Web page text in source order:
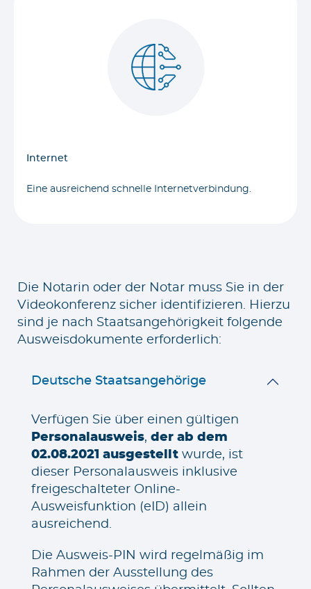
Internet
Eine ausreichend schnelle Internetverbindung.
Die Notarin oder der Notar muss Sie in der
Videokonferenz sicher identifizieren. Hierzu
sind je nach Staatsangehörigkeit folgende
Ausweisdokumente erforderlich:
Deutsche Staatsangehörige
Verfügen Sie über einen gültigen
Personalausweis, der ab dem
02.08.2021 ausgestellt wurde, ist
dieser Personalausweis inklusive
freigeschalteter Online-
Ausweisfunktion (eID) allein
ausreichend.
Die Ausweis-PIN wird regelmäßig im
Rahmen der Ausstellung des